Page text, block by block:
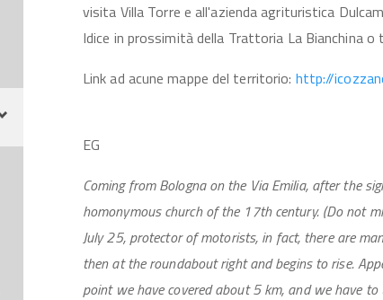
visita Villa Torre e all'azienda agrituristica
Idice in prossimità della Trattoria La Bianchina
Link ad acune mappe del territorio: http://
EG
Coming from Bologna on the Via Emilia, after the
homonymous church of the 17th century. (Do not
July 25, protector of motorists, in fact, there are
then at the roundabout right and begins to rise.
point we have covered about 5 km, and we have